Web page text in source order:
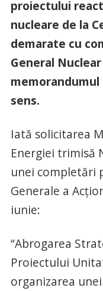
proiectului
nucleare de la
demarate cu
General
sens.
Iată solicitarea
Energiei trimisă
unei completări
Generale a
iunie:
“Abrogarea
Proiectului
organizarea